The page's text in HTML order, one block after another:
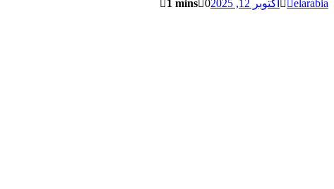
elarabia أكتوبر 12, 2025 0
1 mins